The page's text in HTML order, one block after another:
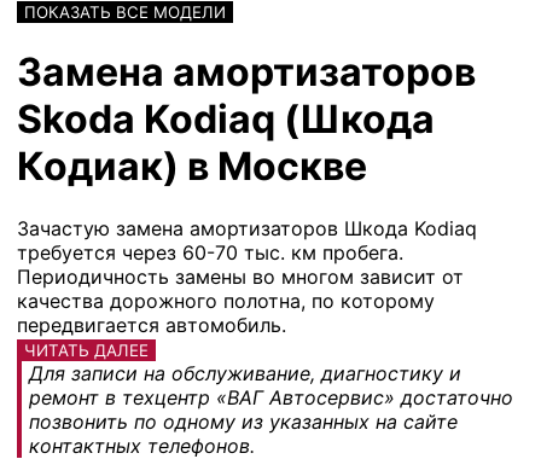
ПОКАЗАТЬ ВСЕ МОДЕЛИ
Замена амортизаторов
Skoda Kodiaq (Шкода
Кодиак) в Москве
Зачастую замена амортизаторов Шкода Kodiaq
требуется через 60-70 тыс. км пробега.
Периодичность замены во многом зависит от
качества дорожного полотна, по которому
передвигается автомобиль.
ЧИТАТЬ ДАЛЕЕ
Для записи на обслуживание, диагностику и
ремонт в техцентр «ВАГ Автосервис» достаточно
позвонить по одному из указанных на сайте
контактных телефонов.